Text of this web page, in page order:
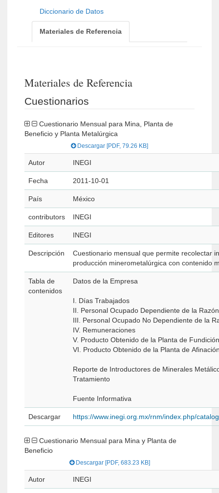
Diccionario de Datos
Materiales de Referencia
Materiales de Referencia
Cuestionarios
Beneficio y Planta Metalúrgica
Descargar [PDF, 79.26 KB]
Autor INEGI
Fecha 2011-10-01
País México
contributors INEGI
Editores INEGI
Descripción
Cuestionario mensual que permite recolectar
producción minerometalúrgica con contenido
Tabla de
contenidos
Datos de la Empresa
I. Días Trabajados
II. Personal Ocupado Dependiente de la
III. Personal Ocupado No Dependiente de la
IV. Remuneraciones
V. Producto Obtenido de la Planta de Fundición
VI. Producto Obtenido de la Planta de
Reporte de Introductores de Minerales
Tratamiento
Fuente Informativa
Descargar https://www.inegi.org.mx/rnm/index.php/
Beneficio
Descargar [PDF, 683.23 KB]
Autor INEGI